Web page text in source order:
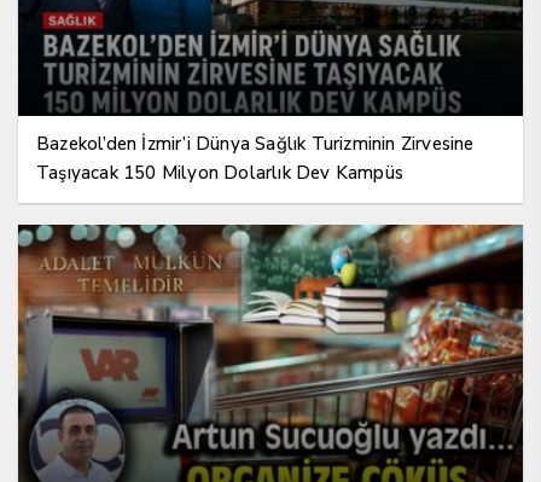
Bazekol’den İzmir’i Dünya Sağlık Turizminin Zirvesine
Taşıyacak 150 Milyon Dolarlık Dev Kampüs